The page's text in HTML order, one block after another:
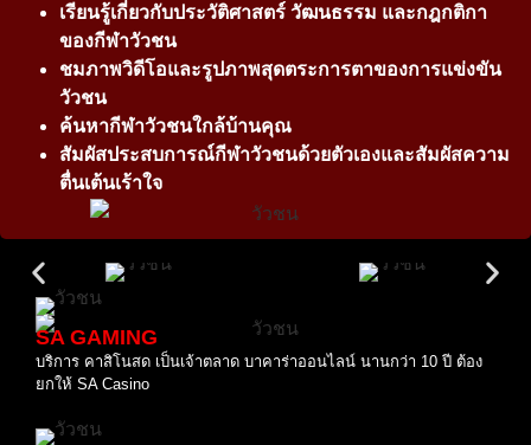
เรียนรู้เกี่ยวกับประวัติศาสตร์ วัฒนธรรม และกฎกติกา
ของกีฬาวัวชน
ชมภาพวิดีโอและรูปภาพสุดตระการตาของการแข่งขัน
วัวชน
ค้นหากีฬาวัวชนใกล้บ้านคุณ
สัมผัสประสบการณ์กีฬาวัวชนด้วยตัวเองและสัมผัสความ
ตื่นเต้นเร้าใจ
SA GAMING
บริการ คาสิโนสด เป็นเจ้าตลาด บาคาร่าออนไลน์ นานกว่า 10 ปี ต้อง
ยกให้ SA Casino